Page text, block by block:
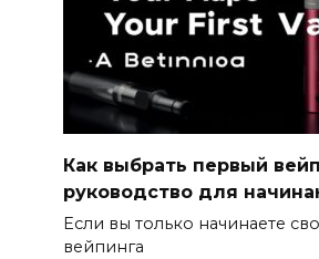
Как выбрать первый
руководство для
Если вы только начинаете
вейпинга